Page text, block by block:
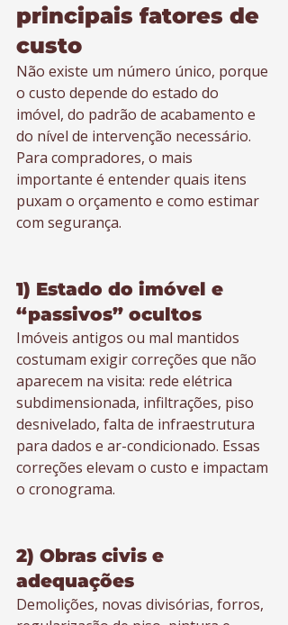
principais fatores de
custo
Não existe um número único, porque
o custo depende do estado do
imóvel, do padrão de acabamento e
do nível de intervenção necessário.
Para compradores, o mais
importante é entender quais itens
puxam o orçamento e como estimar
com segurança.
1) Estado do imóvel e
“passivos” ocultos
Imóveis antigos ou mal mantidos
costumam exigir correções que não
aparecem na visita: rede elétrica
subdimensionada, infiltrações, piso
desnivelado, falta de infraestrutura
para dados e ar-condicionado. Essas
correções elevam o custo e impactam
o cronograma.
2) Obras civis e
adequações
Demolições, novas divisórias, forros,